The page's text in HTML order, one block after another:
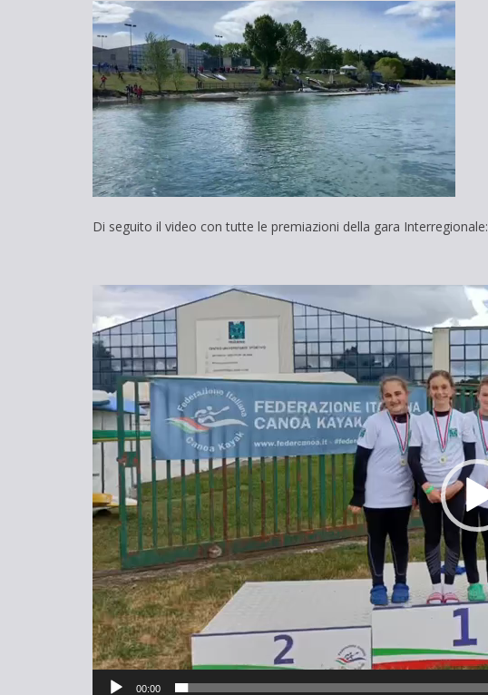
Di seguito il video con tutte le premiazioni della gara Interregionale:
Video
00:00